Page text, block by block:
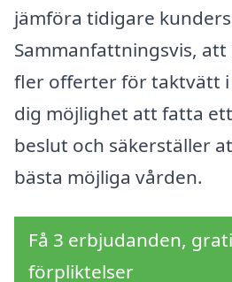
jämföra tidigare
Sammanfattningsvis,
fler offerter för taktvätt i
dig möjlighet att fatta
beslut och säkerställer
bästa möjliga vården.
Få 3 erbjudanden,
förpliktelser